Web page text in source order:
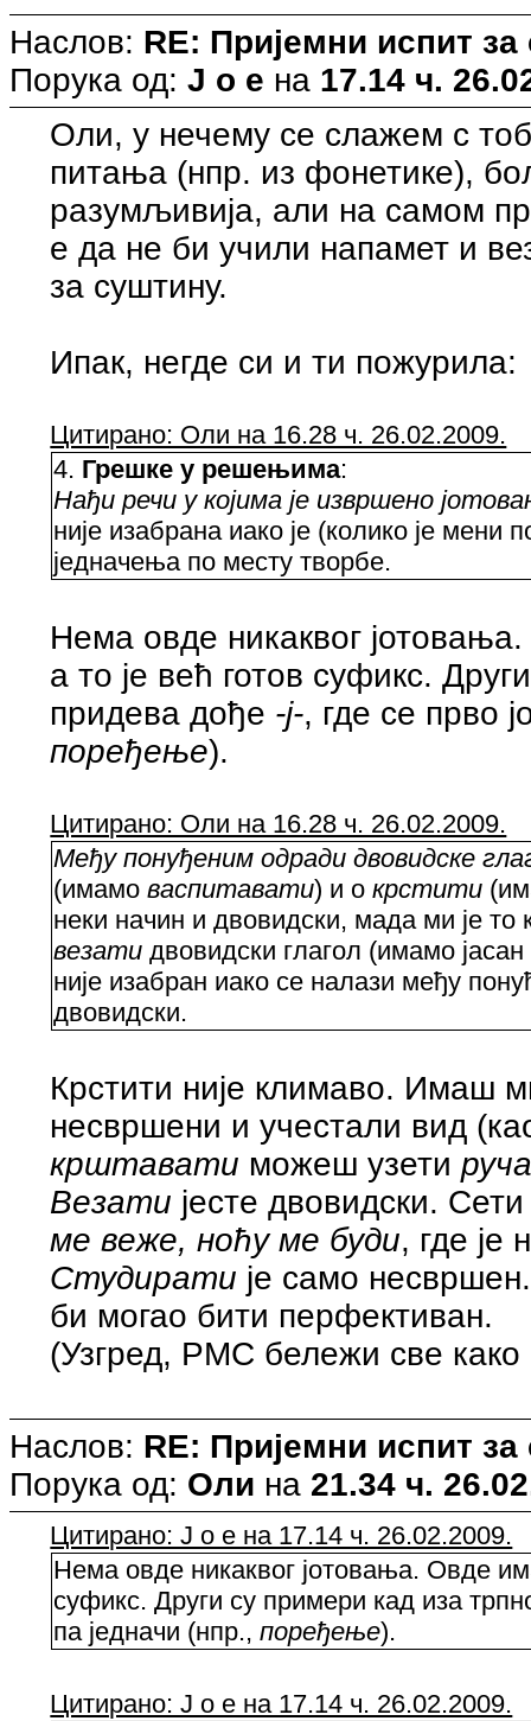
Наслов: RE: Пријемни испит
Порука од: J o e на 17.14 ч.
Оли, у нечему се слажем с
питања (нпр. из фонетике),
разумљивија, али на самом
е да не би учили напамет и
за суштину.
Ипак, негде си и ти пожурила:
Цитирано: Оли на 16.28 ч. 26.02.2009.
4. Грешке у решењима:
Нађи речи у којима је извршено
није изабрана иако је (колико је
једначења по месту творбе.
Нема овде никаквог
а то је већ готов суфикс.
придева дође -ј-, где се прво
поређење).
Цитирано: Оли на 16.28 ч. 26.02.2009.
Међу понуђеним одради двовидске
(имамоваспитавати) и окрстити
неки начин и двовидски, мада ми је то
везати двовидски глагол (имамо
није изабран иако се налази међу
двовидски.
Крстити није климаво. Имаш
несвршени и учестали вид
крштавати можеш узети
Везати јесте двовидски.
ме веже, ноћу ме буди, где је
Студирати је само
би могао бити перфективан.
(Узгред, РМС бележи све
Наслов: RE: Пријемни испит
Порука од: Оли на 21.34 ч.
Цитирано: J o e на 17.14 ч. 26.02.2009.
Нема овде никаквог јотовања. Овде
суфикс. Други су примери кад иза
па једначи (нпр.,поређење).
Цитирано: J o e на 17.14 ч. 26.02.2009.